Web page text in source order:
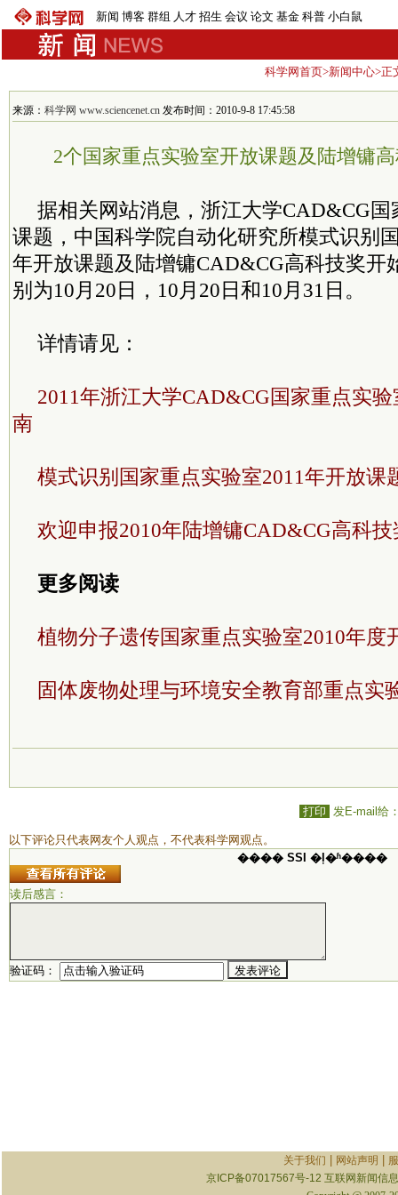
新闻 博客 群组 人才 招生 会议 论文 基金 科普 小白鼠
科学网首页>新闻中心>正
来源： 科学网 www.sciencenet.cn 发布时间：2010-9-8 17:45:58
2个国家重点实验室开放课题及陆增镛
据相关网站消息，浙江大学CAD&CG
课题，中国科学院自动化研究所模式识别
年开放课题及陆增镛CAD&CG高科技奖开
别为10月20日，10月20日和10月31日。
详情请见：
2011年浙江大学CAD&CG国家重点实
南
模式识别国家重点实验室2011年开放课
欢迎申报2010年陆增镛CAD&CG高科技
更多阅读
植物分子遗传国家重点实验室2010年度
固体废物处理与环境安全教育部重点实
打印 发E-mail给
以下评论只代表网友个人观点，不代表科学网观点。
���� SSI �ļ�ʱ����
读后感言：
验证码：
关于我们 网站声明
京ICP备07017567号-12 互联网新闻信